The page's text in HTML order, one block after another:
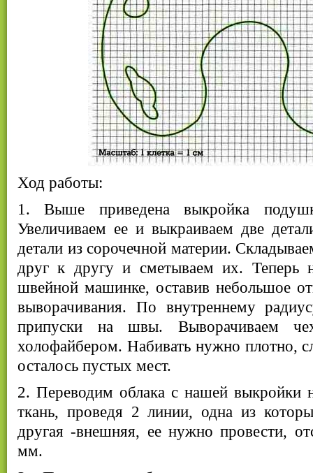
Ход работы:
1. Выше приведена выкройка
Увеличиваем ее и выкраиваем две
детали из сорочечной материи.
друг к другу и сметываем их. Теперь
швейной машинке, оставив небольшое
выворачивания. По внутреннему
припуски на швы. Выворачиваем
холофайбером. Набивать нужно плотно,
осталось пустых мест.
2. Переводим облака с нашей выкройки
ткань, проведя 2 линии, одна из
другая -внешняя, ее нужно провести,
мм.